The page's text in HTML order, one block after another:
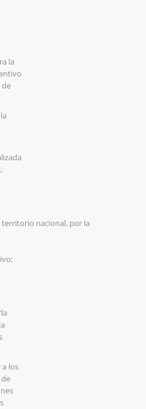
la
de
territorio nacional, por la
a los